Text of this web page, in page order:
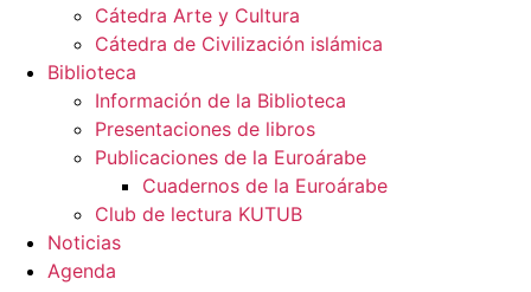
Cátedra Arte y Cultura
Cátedra de Civilización islámica
Biblioteca
Información de la Biblioteca
Presentaciones de libros
Publicaciones de la Euroárabe
Cuadernos de la Euroárabe
Club de lectura KUTUB
Noticias
Agenda